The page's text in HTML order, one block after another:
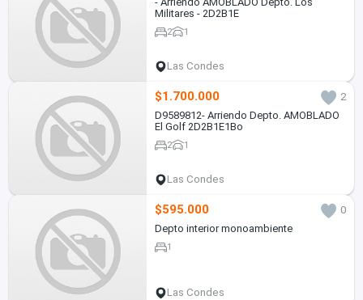
Militares - 2D2B1E
2 1
Las Condes
$1.700.000
2
D9589812- Arriendo Depto. AMOBLADO
El Golf 2D2B1E1Bo
2 1
Las Condes
$595.000
0
Depto interior monoambiente
1
Las Condes